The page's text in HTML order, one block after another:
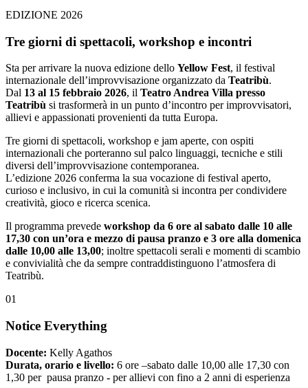
EDIZIONE 2026
Tre giorni di spettacoli, workshop e incontri
Sta per arrivare la nuova edizione dello Yellow Fest, il festival
internazionale dell’improvvisazione organizzato da Teatribù.
Dal 13 al 15 febbraio 2026, il Teatro Andrea Villa presso
Teatribù si trasformerà in un punto d’incontro per improvvisatori,
allievi e appassionati provenienti da tutta Europa.
Tre giorni di spettacoli, workshop e jam aperte, con ospiti
internazionali che porteranno sul palco linguaggi, tecniche e stili
diversi dell’improvvisazione contemporanea.
L’edizione 2026 conferma la sua vocazione di festival aperto,
curioso e inclusivo, in cui la comunità si incontra per condividere
creatività, gioco e ricerca scenica.
Il programma prevede workshop da 6 ore al sabato dalle 10 alle
17,30 con un’ora e mezzo di pausa pranzo e 3 ore alla domenica
dalle 10,00 alle 13,00; inoltre spettacoli serali e momenti di scambio
e convivialità che da sempre contraddistinguono l’atmosfera di
Teatribù.
01
Notice Everything
Docente: Kelly Agathos
Durata, orario e livello: 6 ore –sabato dalle 10,00 alle 17,30 con
1,30 per pausa pranzo - per allievi con fino a 2 anni di esperienza